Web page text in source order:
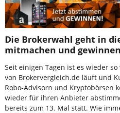
Die Brokerwahl geht in
mitmachen und gewinnen
Seit einigen Tagen ist es wieder
von Brokervergleich.de läuft und
Robo-Advisorn und Kryptobörsen
wieder für ihren Anbieter
bereits zum 13. Mal statt. Wie